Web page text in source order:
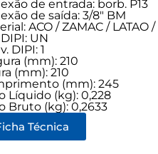
de entrada: borb. P13
de saída: 3/8" BM
ACO / ZAMAC / LATAO
UN
DIPI: 1
(mm): 210
(mm): 210
(mm): 245
Líquido (kg): 0,228
Bruto (kg): 0,2633
Técnica